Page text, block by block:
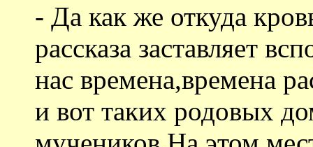
- Да как же откуда
рассказа заставляет
нас времена,времена
и вот таких родовых